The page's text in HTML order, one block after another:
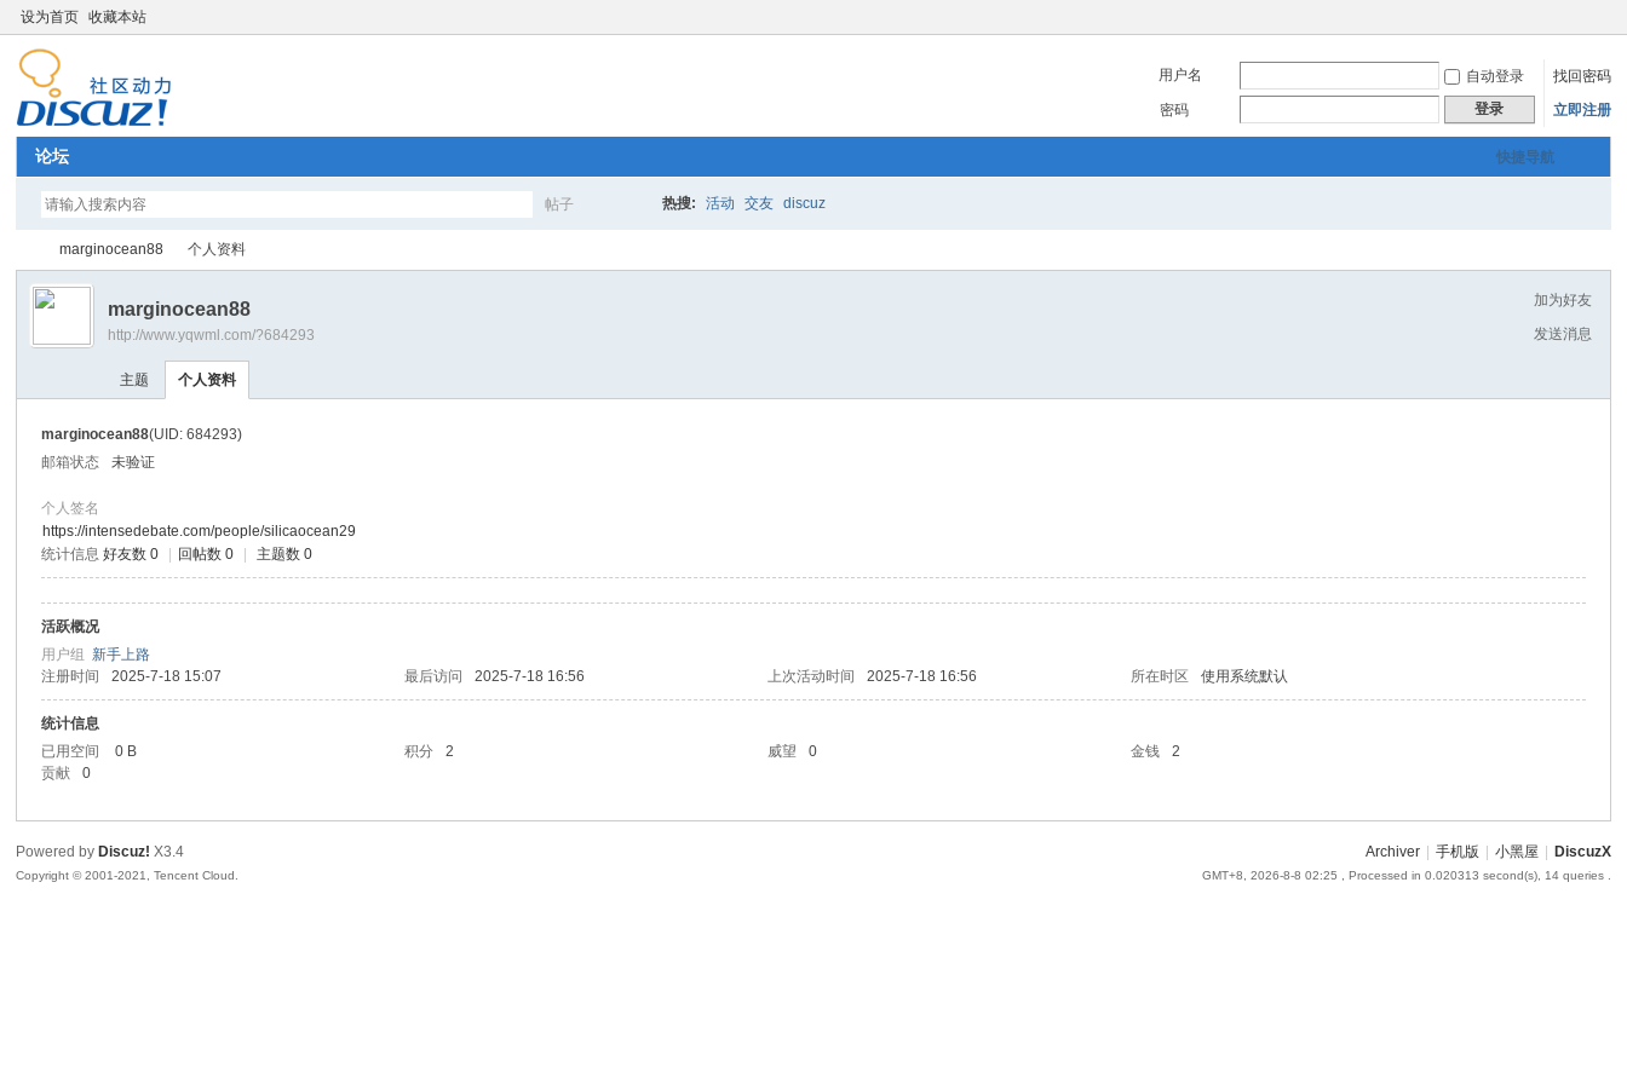
设为首页 收藏本站
用户名 自动登录
找回密码
密码
登录 立即注册
快捷导航
论坛
帖子 热搜: 活动 交友 discuz
›
marginocean88 个人资料
加为好友
发送消息
marginocean88
http://www.yqwml.com/?684293
主题 个人资料
marginocean88(UID: 684293)
邮箱状态
未验证
个人签名
https://intensedebate.com/people/silicaocean29
统计信息 好友数 0 回帖数 0 主题数 0
活跃概况
用户组新手上路
注册时间
2025-7-18 15:07 最后访问 2025-7-18 16:56 上次活动时间 2025-7-18 16:56 所在时区 使用系统默认
统计信息
已用空间
0 B 积分 2 威望 0 金钱
2
贡献
0
Archiver 手机版 小黑屋 DiscuzX
GMT+8, 2026-8-8 02:25 , Processed in 0.020313 second(s), 14 queries .
Powered by Discuz! X3.4
Copyright © 2001-2021, Tencent Cloud.